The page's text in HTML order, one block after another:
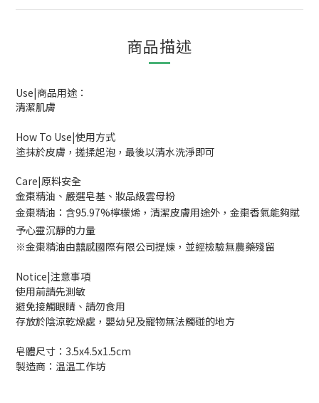
商品描述
Use|商品用途：
清潔肌膚
How To Use|使用方式
塗抹於皮膚，搓揉起泡，最後以清水洗淨即可
Care|原料安全
金棗精油、嚴選皂基、妝品級雲母粉
金棗精油：含95.97%檸檬烯，清潔皮膚用途外，金棗香氣能夠賦
予心靈沉靜的力量
※金棗精油由囍感國際有限公司提煉，並經檢驗無農藥殘留
Notice|注意事項
使用前請先測敏
避免接觸眼睛、請勿食用
存放於陰涼乾燥處，嬰幼兒及寵物無法觸碰的地方
皂體尺寸：3.5x4.5x1.5cm
製造商：温温工作坊